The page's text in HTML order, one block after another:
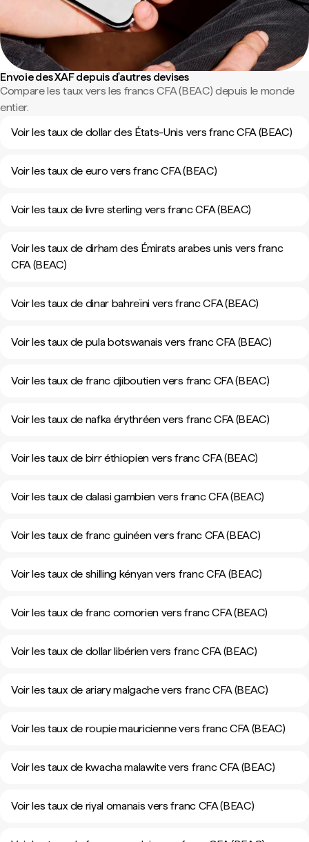
Envoie des XAF depuis d'autres devises
Compare les taux vers les francs CFA (BEAC) depuis le monde
entier.
Voir les taux de dollar des États-Unis vers franc CFA (BEAC)
Voir les taux de euro vers franc CFA (BEAC)
Voir les taux de livre sterling vers franc CFA (BEAC)
Voir les taux de dirham des Émirats arabes unis vers franc
CFA (BEAC)
Voir les taux de dinar bahreïni vers franc CFA (BEAC)
Voir les taux de pula botswanais vers franc CFA (BEAC)
Voir les taux de franc djiboutien vers franc CFA (BEAC)
Voir les taux de nafka érythréen vers franc CFA (BEAC)
Voir les taux de birr éthiopien vers franc CFA (BEAC)
Voir les taux de dalasi gambien vers franc CFA (BEAC)
Voir les taux de franc guinéen vers franc CFA (BEAC)
Voir les taux de shilling kényan vers franc CFA (BEAC)
Voir les taux de franc comorien vers franc CFA (BEAC)
Voir les taux de dollar libérien vers franc CFA (BEAC)
Voir les taux de ariary malgache vers franc CFA (BEAC)
Voir les taux de roupie mauricienne vers franc CFA (BEAC)
Voir les taux de kwacha malawite vers franc CFA (BEAC)
Voir les taux de riyal omanais vers franc CFA (BEAC)